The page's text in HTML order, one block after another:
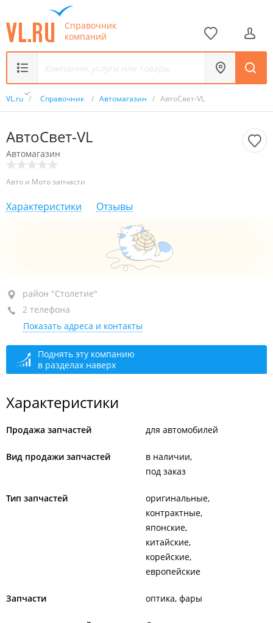
Справочник
компаний
VL.ru / Справочник / Автомагазин / АвтоСвет-VL
АвтоСвет-VL
Автомагазин
Авто и Мото запчасти
Характеристики Отзывы
район "Столетие", ул. Камская, 31
+7 964 440-75-50
+7 914 965-38-81
закрыто, откроется в 10:00
район "Столетие"
2 телефона
Показать адреса и контакты
Поднять эту компанию
в разделах наверх
Характеристики
Продажа запчастей для автомобилей
Вид продажи запчастей
в наличии
под заказ
Тип запчастей
оригинальные
контрактные
японские
китайские
корейские
европейские
Запчасти оптика, фары